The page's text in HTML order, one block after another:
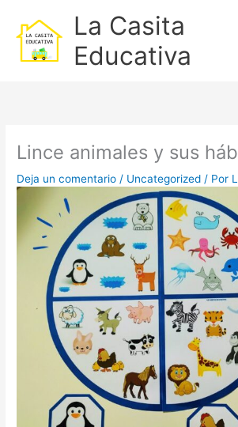
contenido
La Casita
Educativa
Lince animales y sus
Deja un comentario / Uncategorized / Por
u
o
r